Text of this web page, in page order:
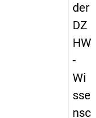
der
DZ
HW
-
Wi
sse
nsc